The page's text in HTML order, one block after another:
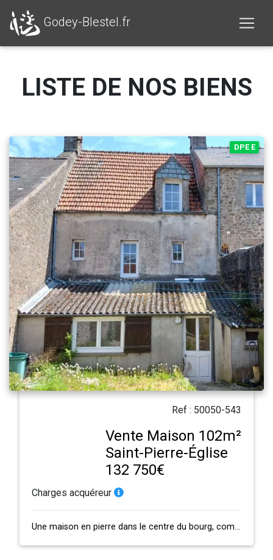
Godey-Blestel.fr
LISTE DE NOS BIENS
DPE E
Ref : 50050-543
Vente Maison 102m²
Saint-Pierre-Église
132 750€
Charges acquéreur
Une maison en pierre dans le centre du bourg, comprenant : - au rez-de-chaussée…